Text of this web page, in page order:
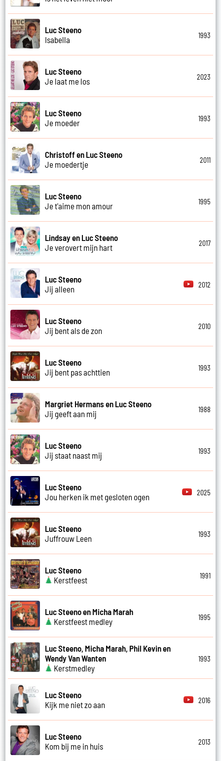
Luc Steeno
Isabella
1993
Luc Steeno
Je laat me los
2023
Luc Steeno
Je moeder
1993
Christoff en Luc Steeno
Je moedertje
2011
Luc Steeno
Je t'aime mon amour
1995
Lindsay en Luc Steeno
Je verovert mijn hart
2017
Luc Steeno
Jij alleen
2012
Luc Steeno
Jij bent als de zon
2010
Luc Steeno
Jij bent pas achttien
1993
Margriet Hermans en Luc Steeno
Jij geeft aan mij
1988
Luc Steeno
Jij staat naast mij
1993
Luc Steeno
Jou herken ik met gesloten ogen
2025
Luc Steeno
Juffrouw Leen
1993
Luc Steeno
Kerstfeest
1991
Luc Steeno en Micha Marah
Kerstfeest medley
1995
Luc Steeno, Micha Marah, Phil Kevin en
Wendy Van Wanten
Kerstmedley
1993
Luc Steeno
Kijk me niet zo aan
2016
Luc Steeno
Kom bij me in huis
2013